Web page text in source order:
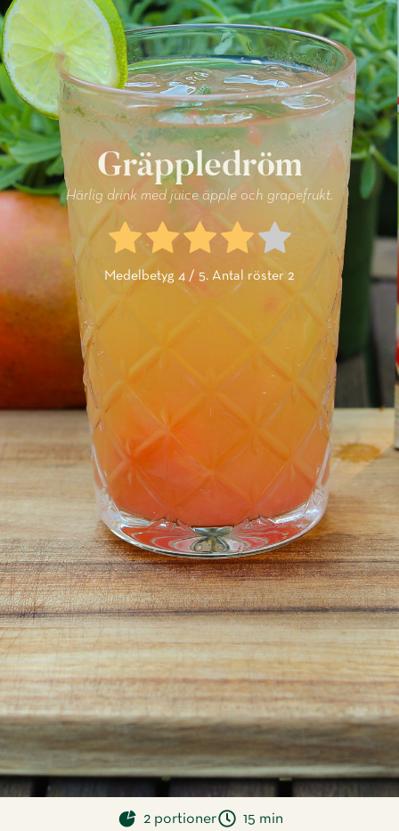
Gräppledröm
Härlig drink med juice äpple och grapefrukt.
Medelbetyg 4 / 5. Antal röster 2
2 portioner 15 min